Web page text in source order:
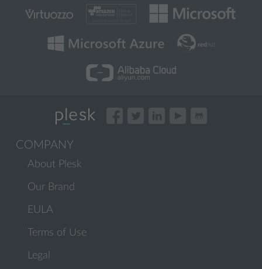
COMPANY
About Plesk
Our Brand
EULA
Terms of Use
Legal